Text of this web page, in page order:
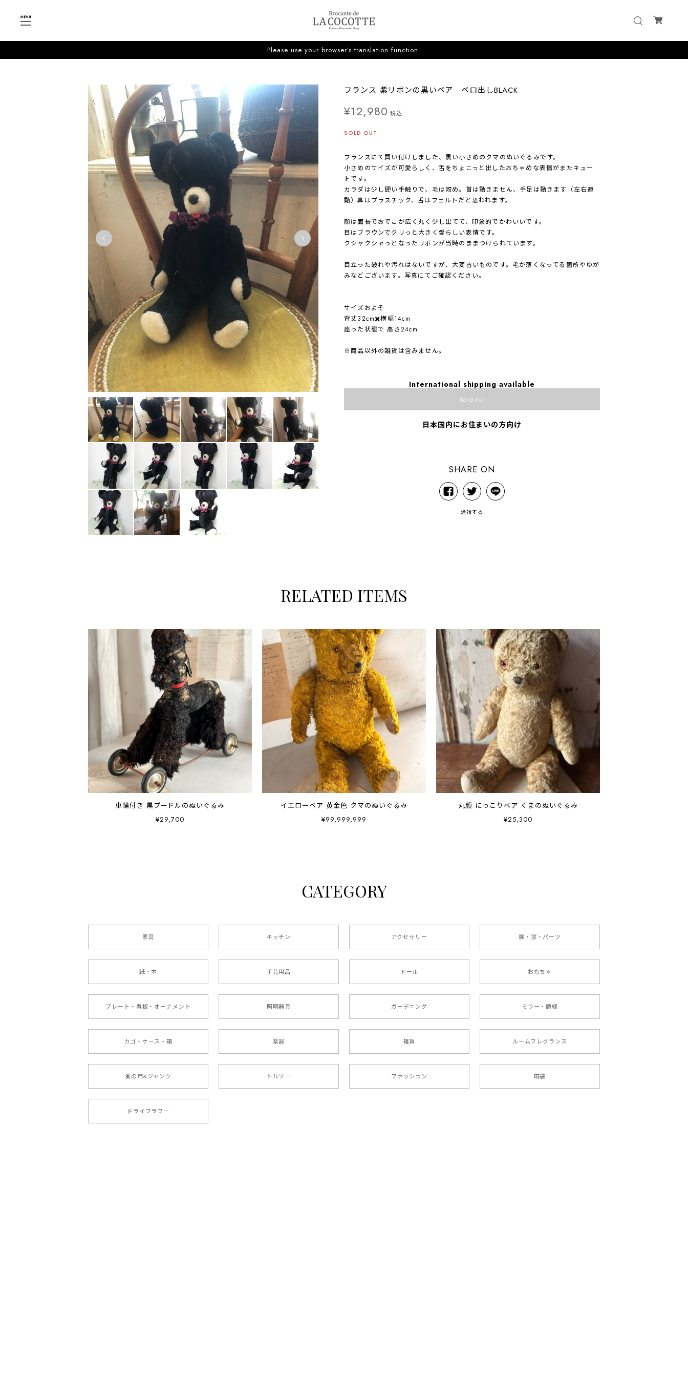
Please use your browser’s translation function.
フランス 紫リボンの黒いベア ベロ出しBLACK
¥12,980 税込
SOLD OUT
フランスにて買い付けしました、黒い小さめのクマのぬいぐるみです。
小さめのサイズが可愛らしく、舌をちょこっと出したおちゃめな表情がまたキュー
トです。
カラダは少し硬い手触りで、毛は短め。首は動きません、手足は動きます（左右連
動）鼻はプラスチック、舌はフェルトだと思われます。
顔は面長でおでこが広く丸く少し出てて、印象的でかわいいです。
目はブラウンでクリっと大きく愛らしい表情です。
クシャクシャっとなったリボンが当時のままつけられています。
目立った破れや汚れはないですが、大変古いものです。毛が薄くなってる箇所やゆが
みなどございます。写真にてご確認ください。
サイズおよそ
背丈32cm✖️横幅14cm
座った状態で 高さ24cm
※商品以外の雑貨は含みません。
International shipping available
Sold out
日本国内にお住まいの方向け
SHARE ON
通報する
RELATED ITEMS
車輪付き 黒プードルのぬいぐるみ
¥29,700
イエローベア 黄金色 クマのぬいぐるみ
¥99,999,999
丸顔 にっこりベア くまのぬいぐるみ
¥25,300
CATEGORY
家具 キッチン アクセサリー 扉・窓・パーツ
紙・本 手芸用品 ドール おもちゃ
プレート・看板・オーナメント 照明器具 ガーデニング ミラー・額縁
カゴ・ケース・箱 楽器 雑貨 ルームフレグランス
蚤の市&ジャンク トルソー ファッション 麻袋
ドライフラワー